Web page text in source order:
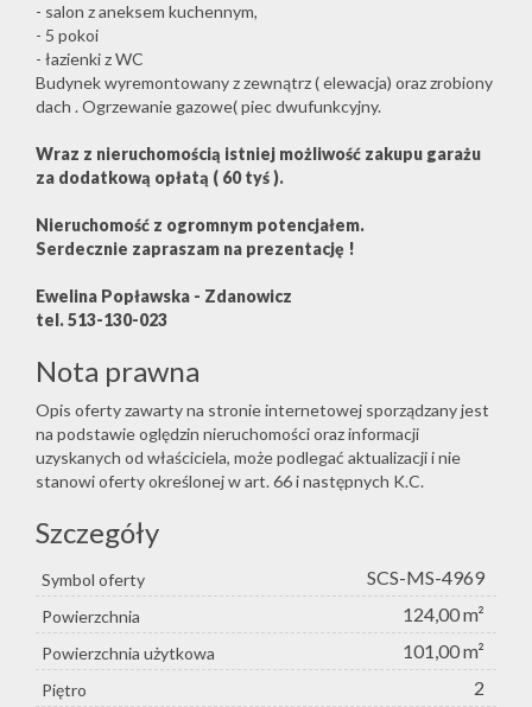
- salon z aneksem kuchennym,
- 5 pokoi
- łazienki z WC
Budynek wyremontowany z zewnątrz ( elewacja) oraz zrobiony
dach . Ogrzewanie gazowe( piec dwufunkcyjny.
Wraz z nieruchomością istniej możliwość zakupu garażu
za dodatkową opłatą ( 60 tyś ).
Nieruchomość z ogromnym potencjałem.
Serdecznie zapraszam na prezentację !
Ewelina Popławska - Zdanowicz
tel. 513-130-023
Nota prawna
Opis oferty zawarty na stronie internetowej sporządzany jest
na podstawie oględzin nieruchomości oraz informacji
uzyskanych od właściciela, może podlegać aktualizacji i nie
stanowi oferty określonej w art. 66 i następnych K.C.
Szczegóły
Symbol oferty SCS-MS-4969
Powierzchnia 124,00 m²
Powierzchnia użytkowa 101,00 m²
Piętro 2